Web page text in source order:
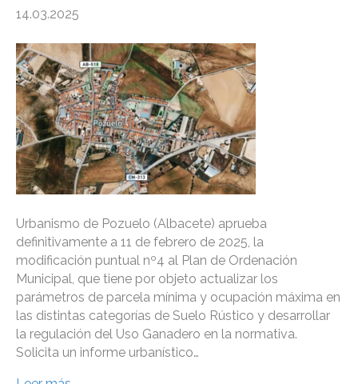
14.03.2025
Urbanismo de Pozuelo (Albacete) aprueba
definitivamente a 11 de febrero de 2025, la
modificación puntual nº4 al Plan de Ordenación
Municipal, que tiene por objeto actualizar los
parámetros de parcela mínima y ocupación máxima en
las distintas categorías de Suelo Rústico y desarrollar
la regulación del Uso Ganadero en la normativa.
Solicita un informe urbanístico…